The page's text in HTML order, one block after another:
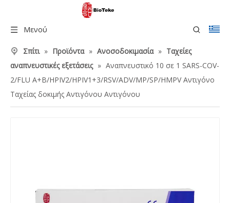
Μενού
Σπίτι » Προϊόντα » Ανοσοδοκιμασία » Ταχείες
αναπνευστικές εξετάσεις » Αναπνευστικό 10 σε 1 SARS-COV-
2/FLU A+B/HPIV2/HPIV1+3/RSV/ADV/MP/SP/HMPV Αντιγόνο
Ταχείας δοκιμής Αντιγόνου Αντιγόνου